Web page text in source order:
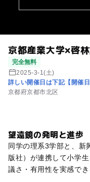
京都産業大学×啓
完全無料
2025-3-1(土)
詳しい開催日は下記【開催
京都府京都市北区
望遠鏡の発明と進歩
同学の理系3学部と、新
版社）が連携して小学
議さ・有用性を実感で